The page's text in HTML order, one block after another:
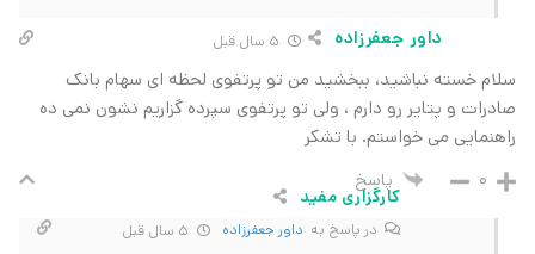
داور جعفرزاده
سلام خسته نباشید، ببخشید من تو پرتفوی لحظه ای سهام بانک
صادرات و پتایر رو دارم ، ولی تو پرتفوی سپرده گزاریم نشون نمی ده
راهنمایی می خواستم. با تشکر
0 پاسخ
کارگزاری مفید
در پاسخ به داور جعفرزاده